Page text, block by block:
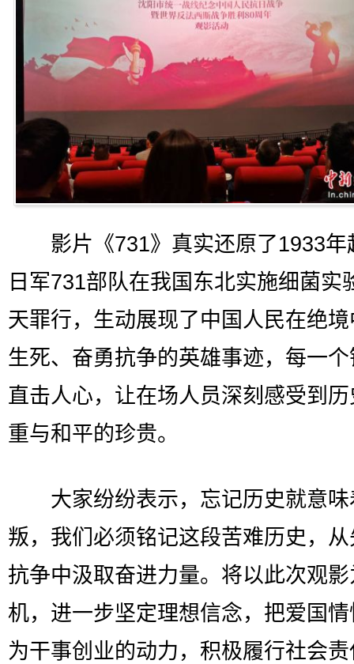
影片《731》真实还原了1933年
日军731部队在我国东北实施细菌实
天罪行，生动展现了中国人民在绝
生死、奋勇抗争的英雄事迹，每一
直击人心，让在场人员深刻感受到
重与和平的珍贵。
大家纷纷表示，忘记历史就意味
叛，我们必须铭记这段苦难历史，
抗争中汲取奋进力量。将以此次观
机，进一步坚定理想信念，把爱国
为干事创业的动力，积极履行社会